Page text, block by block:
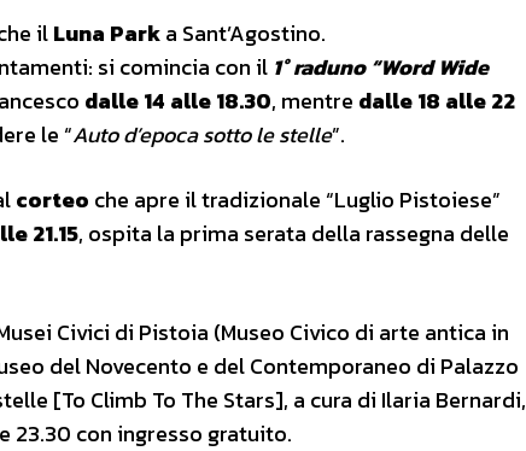
ilLuna Parka Sant’Agostino.
si comincia con il 1° raduno “Word Wide
dalle 14 alle 18.30, mentre dalle 18 alle 22
le “Auto d’epoca sotto le stelle”.
corteo che apre il tradizionale “Luglio Pistoiese”
21.15, ospita la prima serata della rassegna delle
Civici di Pistoia (Museo Civico di arte antica in
del Novecento e del Contemporaneo di Palazzo
[To Climb To The Stars], a cura di Ilaria Bernardi,
23.30 con ingresso gratuito.